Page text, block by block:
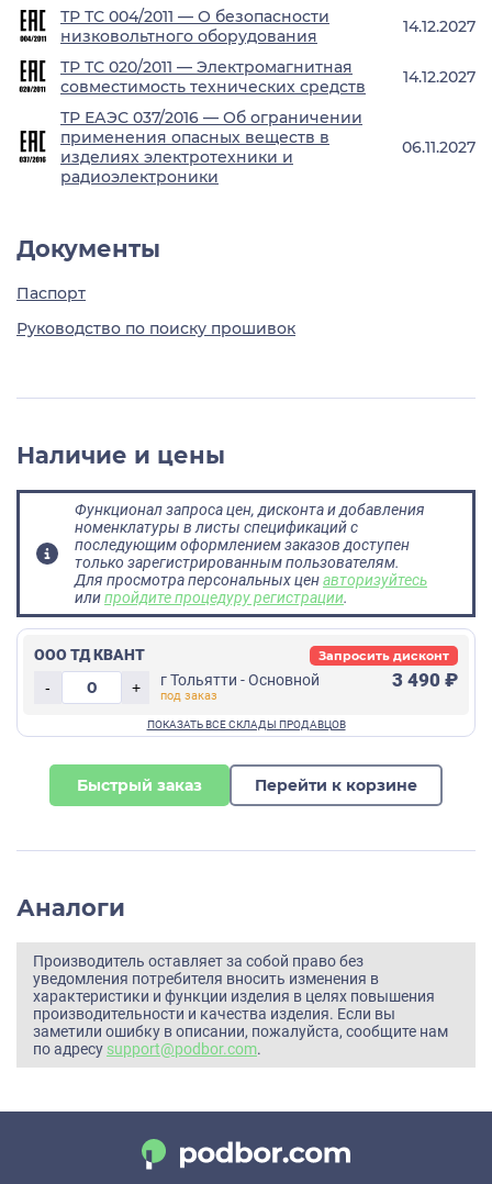
ТР ТС 004/2011 — О безопасности
низковольтного оборудования
14.12.2027
ТР ТС 020/2011 — Электромагнитная
совместимость технических средств
14.12.2027
ТР ЕАЭС 037/2016 — Об ограничении
применения опасных веществ в
изделиях электротехники и
радиоэлектроники
06.11.2027
Документы
Паспорт
Руководство по поиску прошивок
Наличие и цены
Функционал запроса цен, дисконта и добавления
номенклатуры в листы спецификаций с
последующим оформлением заказов доступен
только зарегистрированным пользователям.
Для просмотра персональных ценавторизуйтесь
илипройдите процедуру регистрации.
ООО ТД КВАНТ
-
+ г Тольятти - Основной 3 490 ₽
Запросить дисконт
Быстрый заказ Перейти к корзине
Аналоги
Производитель оставляет за собой право без
уведомления потребителя вносить изменения в
характеристики и функции изделия в целях повышения
производительности и качества изделия. Если вы
заметили ошибку в описании, пожалуйста, сообщите нам
по адресу support@podbor.com.